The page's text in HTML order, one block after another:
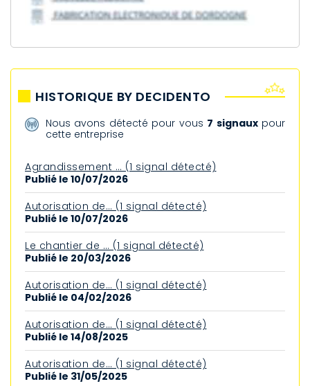
HISTORIQUE BY DECIDENTO
Nous avons détecté pour vous 7 signauxpour
cette entreprise
Agrandissement … (1 signal détecté)
Publié le 10/07/2026
Autorisation de… (1 signal détecté)
Publié le 10/07/2026
Le chantier de … (1 signal détecté)
Publié le 20/03/2026
Autorisation de… (1 signal détecté)
Publié le 04/02/2026
Autorisation de… (1 signal détecté)
Publié le 14/08/2025
Autorisation de… (1 signal détecté)
Publié le 31/05/2025